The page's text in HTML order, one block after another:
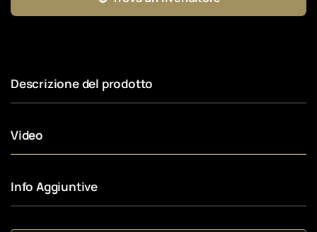
Descrizione del prodotto
Video
Info Aggiuntive